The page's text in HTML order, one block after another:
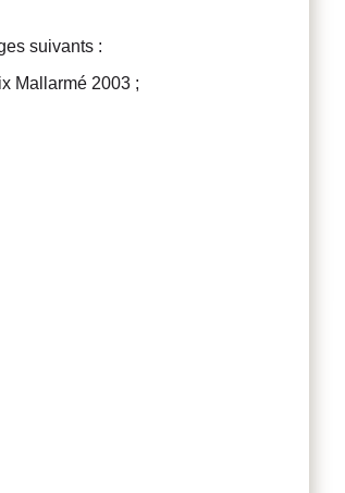
suivants :
Mallarmé 2003 ;